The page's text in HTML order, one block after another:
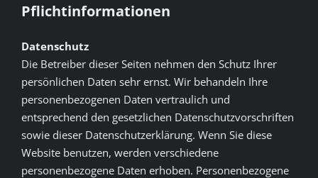
Pflichtinformationen
Datenschutz
Die Betreiber dieser Seiten nehmen den Schutz Ihrer
persönlichen Daten sehr ernst. Wir behandeln Ihre
personenbezogenen Daten vertraulich und
entsprechend den gesetzlichen Datenschutzvorschriften
sowie dieser Datenschutzerklärung. Wenn Sie diese
Website benutzen, werden verschiedene
personenbezogene Daten erhoben. Personenbezogene